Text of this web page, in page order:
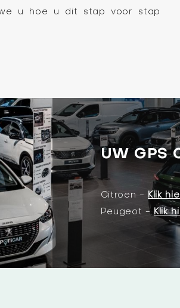
u hoe u dit stap voor stap
UW GPS
Citroen -
Klik
Peugeot - Klik